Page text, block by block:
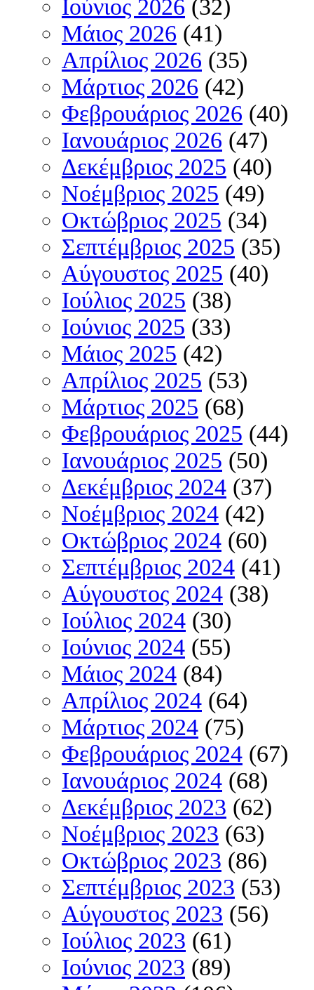
Ιούνιος 2026 (32)
Μάιος 2026 (41)
Απρίλιος 2026 (35)
Μάρτιος 2026 (42)
Φεβρουάριος 2026 (40)
Ιανουάριος 2026 (47)
Δεκέμβριος 2025 (40)
Νοέμβριος 2025 (49)
Οκτώβριος 2025 (34)
Σεπτέμβριος 2025 (35)
Αύγουστος 2025 (40)
Ιούλιος 2025 (38)
Ιούνιος 2025 (33)
Μάιος 2025 (42)
Απρίλιος 2025 (53)
Μάρτιος 2025 (68)
Φεβρουάριος 2025 (44)
Ιανουάριος 2025 (50)
Δεκέμβριος 2024 (37)
Νοέμβριος 2024 (42)
Οκτώβριος 2024 (60)
Σεπτέμβριος 2024 (41)
Αύγουστος 2024 (38)
Ιούλιος 2024 (30)
Ιούνιος 2024 (55)
Μάιος 2024 (84)
Απρίλιος 2024 (64)
Μάρτιος 2024 (75)
Φεβρουάριος 2024 (67)
Ιανουάριος 2024 (68)
Δεκέμβριος 2023 (62)
Νοέμβριος 2023 (63)
Οκτώβριος 2023 (86)
Σεπτέμβριος 2023 (53)
Αύγουστος 2023 (56)
Ιούλιος 2023 (61)
Ιούνιος 2023 (89)